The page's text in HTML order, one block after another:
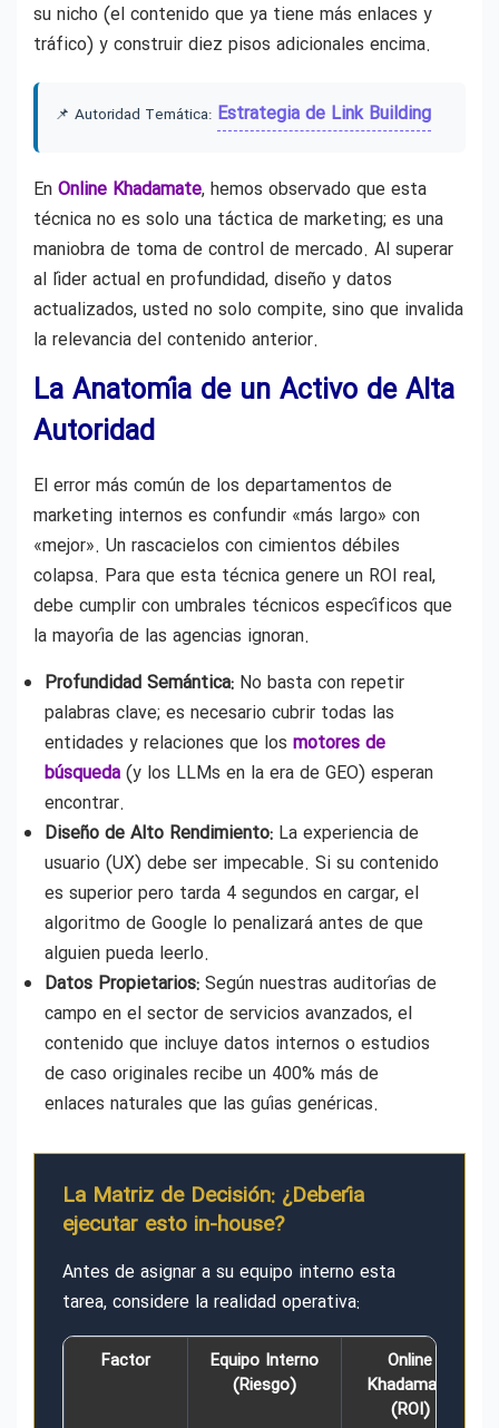
su nicho (el contenido que ya tiene más enlaces y
tráfico) y construir diez pisos adicionales encima.
📌 Autoridad Temática: Estrategia de Link Building
En Online Khadamate, hemos observado que esta
técnica no es solo una táctica de marketing; es una
maniobra de toma de control de mercado. Al superar
al líder actual en profundidad, diseño y datos
actualizados, usted no solo compite, sino que invalida
la relevancia del contenido anterior.
La Anatomía de un Activo de Alta
Autoridad
El error más común de los departamentos de
marketing internos es confundir «más largo» con
«mejor». Un rascacielos con cimientos débiles
colapsa. Para que esta técnica genere un ROI real,
debe cumplir con umbrales técnicos específicos que
la mayoría de las agencias ignoran.
Profundidad Semántica: No basta con repetir
palabras clave; es necesario cubrir todas las
entidades y relaciones que los motores de
búsqueda (y los LLMs en la era de GEO) esperan
encontrar.
Diseño de Alto Rendimiento: La experiencia de
usuario (UX) debe ser impecable. Si su contenido
es superior pero tarda 4 segundos en cargar, el
algoritmo de Google lo penalizará antes de que
alguien pueda leerlo.
Datos Propietarios: Según nuestras auditorías de
campo en el sector de servicios avanzados, el
contenido que incluye datos internos o estudios
de caso originales recibe un 400% más de
enlaces naturales que las guías genéricas.
La Matriz de Decisión: ¿Debería
ejecutar esto in-house?
Antes de asignar a su equipo interno esta
tarea, considere la realidad operativa:
Factor
Equipo Interno
(Riesgo)
Online
Khadamate
(ROI)